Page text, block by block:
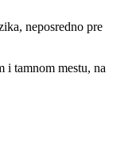
neposredno pre
i tamnom mestu, na